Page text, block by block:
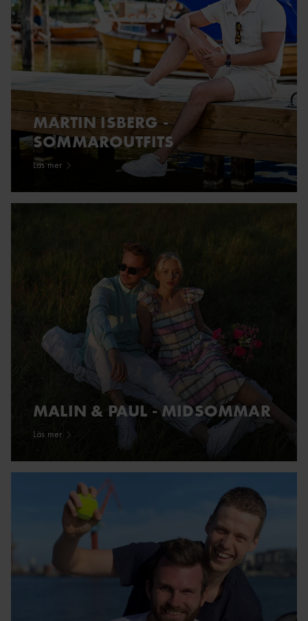
MARTIN ISBERG -
SOMMAROUTFITS
Läs mer
MALIN & PAUL - MIDSOMMAR
Läs mer